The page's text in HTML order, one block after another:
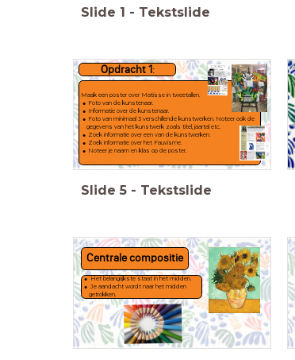
Slide 1 - Tekstslide
Opdracht 1:
Maak een poster over Matisse in tweetallen.
Foto van de kunstenaar.
Informatie over de kunstenaar.
Foto van minimaal 3 verschillende kunstwerken. Noteer ook de
gegevens van het kunstwerk zoals titel, jaartal etc.
Zoek informatie over een van de kunstwerken.
Zoek informatie over het Fauvisme.
Noteer je naam en klas op de poster.
Slide 5 - Tekstslide
Centrale compositie
Het belangrijkste staat in het midden.
Je aandacht wordt naar het midden
getrokken.